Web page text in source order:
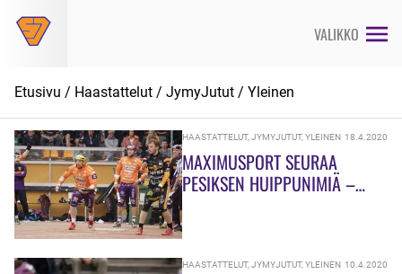
suoraan
VALIKKO
Etusivu / Haastattelut / JymyJutut / Yleinen
HAASTATTELUT,JYMYJUTUT,YLEINEN 18.4.2020
MAXIMUSPORT SEURAA
PESIKSEN HUIPPUNIMIÄ –
HAASTATTELUT,JYMYJUTUT,YLEINEN 10.4.2020